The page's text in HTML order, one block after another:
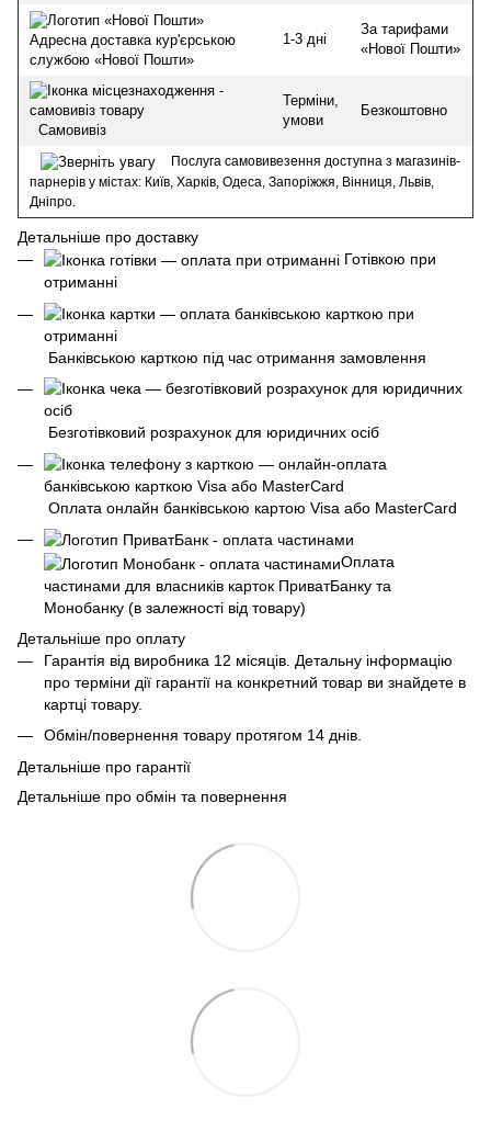
Адресна доставка кур'єрською
службою «Нової Пошти»
1-3 дні
За тарифами
«Нової Пошти»
Самовивіз
Терміни,
умови
Безкоштовно
Послуга самовивезення доступна з магазинів-
парнерів у містах: Київ, Харків, Одеса, Запоріжжя, Вінниця, Львів,
Дніпро.
Детальніше про доставку
Готівкою при
отриманні
Банківською карткою під час отримання замовлення
Безготівковий розрахунок для юридичних осіб
Оплата онлайн банківською картою Visa або MasterCard
Оплата
частинами для власників карток ПриватБанку та
Монобанку (в залежності від товару)
Детальніше про оплату
Гарантія від виробника 12 місяців. Детальну інформацію
про терміни дії гарантії на конкретний товар ви знайдете в
картці товару.
Обмін/повернення товару протягом 14 днів.
Детальніше про гарантії
Детальніше про обмін та повернення